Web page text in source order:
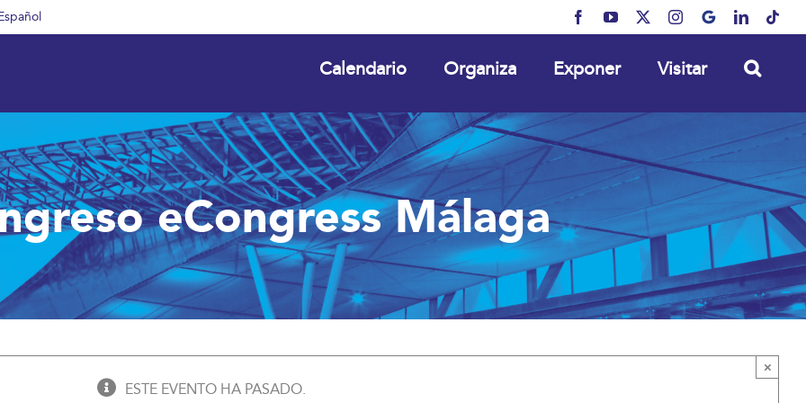
FacebookYouTube Instagram
MyBusinessLinkedIn
Calendario Organiza Exponer Visitar
eCongress Málaga
ESTE EVENTO HA PASADO.
×